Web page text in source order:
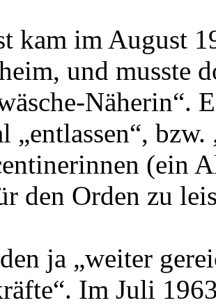
kam im August
und musste
Näherin“.
„entlassen“,
(ein
den Orden zu
ja „weiter
Im Juli